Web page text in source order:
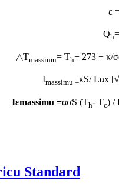
ε
Qh
△Tmassimu= Th+ 273 + κ/
Imassimu =κS/ Lαx
Iεmassimu =ασS (Th- Tc) /
Standard